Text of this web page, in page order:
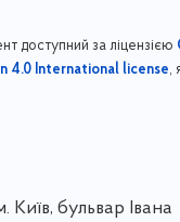
доступний за ліцензією
4.0 International license,
Київ, бульвар Івана